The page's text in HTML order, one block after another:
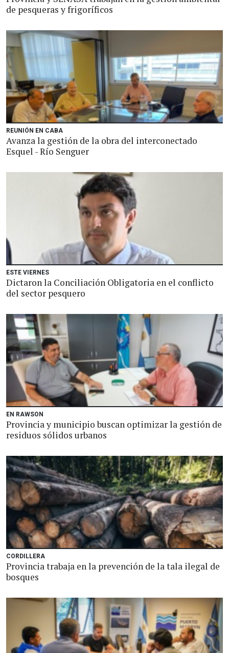
de pesqueras y frigoríficos
REUNIÓN EN CABA
Avanza la gestión de la obra del interconectado
Esquel - Río Senguer
ESTE VIERNES
Dictaron la Conciliación Obligatoria en el conflicto
del sector pesquero
EN RAWSON
Provincia y municipio buscan optimizar la gestión de
residuos sólidos urbanos
CORDILLERA
Provincia trabaja en la prevención de la tala ilegal de
bosques